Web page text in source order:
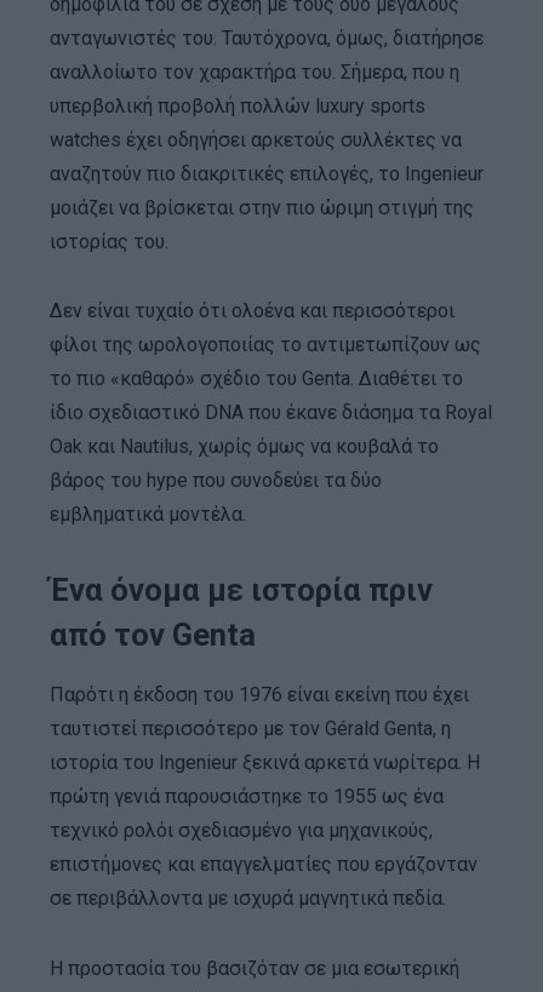
ανταγωνιστές του. Ταυτόχρονα, όμως, διατήρησε
αναλλοίωτο τον χαρακτήρα του. Σήμερα, που η
υπερβολική προβολή πολλών luxury sports
watches έχει οδηγήσει αρκετούς συλλέκτες να
αναζητούν πιο διακριτικές επιλογές, το Ingenieur
μοιάζει να βρίσκεται στην πιο ώριμη στιγμή της
ιστορίας του.
Δεν είναι τυχαίο ότι ολοένα και περισσότεροι
φίλοι της ωρολογοποιίας το αντιμετωπίζουν ως
το πιο «καθαρό» σχέδιο του Genta. Διαθέτει το
ίδιο σχεδιαστικό DNA που έκανε διάσημα τα Royal
Oak και Nautilus, χωρίς όμως να κουβαλά το
βάρος του hype που συνοδεύει τα δύο
εμβληματικά μοντέλα.
Ένα όνομα με ιστορία πριν
από τον Genta
Παρότι η έκδοση του 1976 είναι εκείνη που έχει
ταυτιστεί περισσότερο με τον Gérald Genta, η
ιστορία του Ingenieur ξεκινά αρκετά νωρίτερα. Η
πρώτη γενιά παρουσιάστηκε το 1955 ως ένα
τεχνικό ρολόι σχεδιασμένο για μηχανικούς,
επιστήμονες και επαγγελματίες που εργάζονταν
σε περιβάλλοντα με ισχυρά μαγνητικά πεδία.
Η προστασία του βασιζόταν σε μια εσωτερική